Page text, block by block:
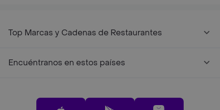
Top Marcas y Cadenas de Restaurantes
Encuéntranos en estos países